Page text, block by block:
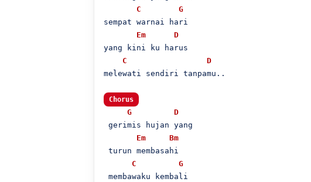
C
G
sempat warnai hari
Em
D
yang kini ku harus
C
D
melewati sendiri tanpamu..
Chorus
G
D
gerimis hujan yang
Em
Bm
turun membasahi
C
G
membawaku kembali